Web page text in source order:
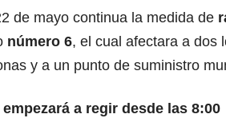
de mayo continua la medida de
número 6, el cual afectara a dos
y a un punto de suministro
a regir desde las 8:00